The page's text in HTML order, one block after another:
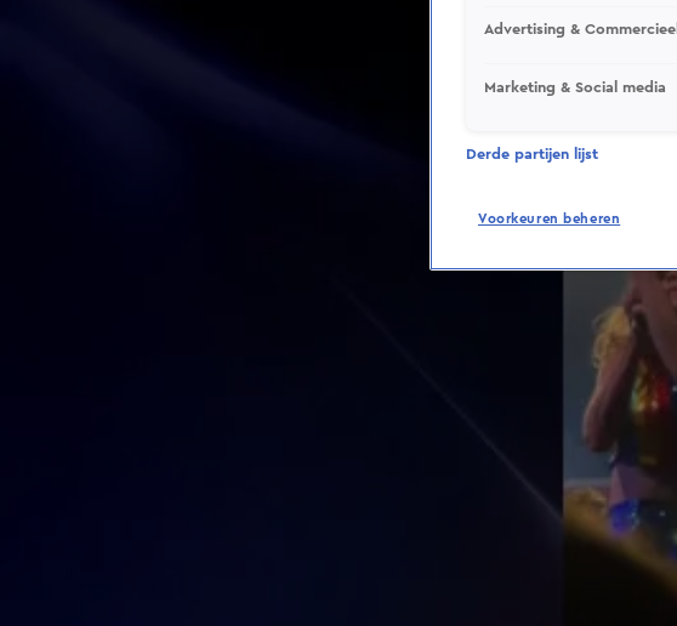
Advertising & Commercieel
Marketing & Social media
Derde partijen lijst
Voorkeuren beheren